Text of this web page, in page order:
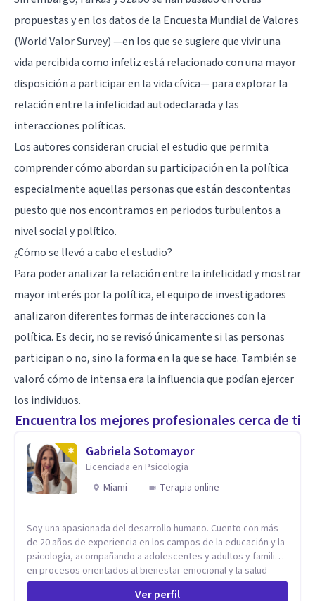
propuestas y en los datos de la Encuesta Mundial de Valores
(World Valor Survey) —en los que se sugiere que vivir una
vida percibida como infeliz está relacionado con una mayor
disposición a participar en la vida cívica— para explorar la
relación entre la infelicidad autodeclarada y las
interacciones políticas.
Los autores consideran crucial el estudio que permita
comprender cómo abordan su participación en la política
especialmente aquellas personas que están descontentas
puesto que nos encontramos en periodos turbulentos a
nivel social y político.
¿Cómo se llevó a cabo el estudio?
Para poder analizar la relación entre la infelicidad y mostrar
mayor interés por la política, el equipo de investigadores
analizaron diferentes formas de interacciones con la
política. Es decir, no se revisó únicamente si las personas
participan o no, sino la forma en la que se hace. También se
valoró cómo de intensa era la influencia que podían ejercer
los individuos.
Encuentra los mejores profesionales cerca de ti
Gabriela Sotomayor
Licenciada en Psicologia
Miami
Terapia online
Soy una apasionada del desarrollo humano. Cuento con más
de 20 años de experiencia en los campos de la educación y la
psicología, acompañando a adolescentes y adultos y familias
en procesos orientados al bienestar emocional y la salud
mental. Mi visión es contribuir, a través de mi trabajo, a que
Ver perfil